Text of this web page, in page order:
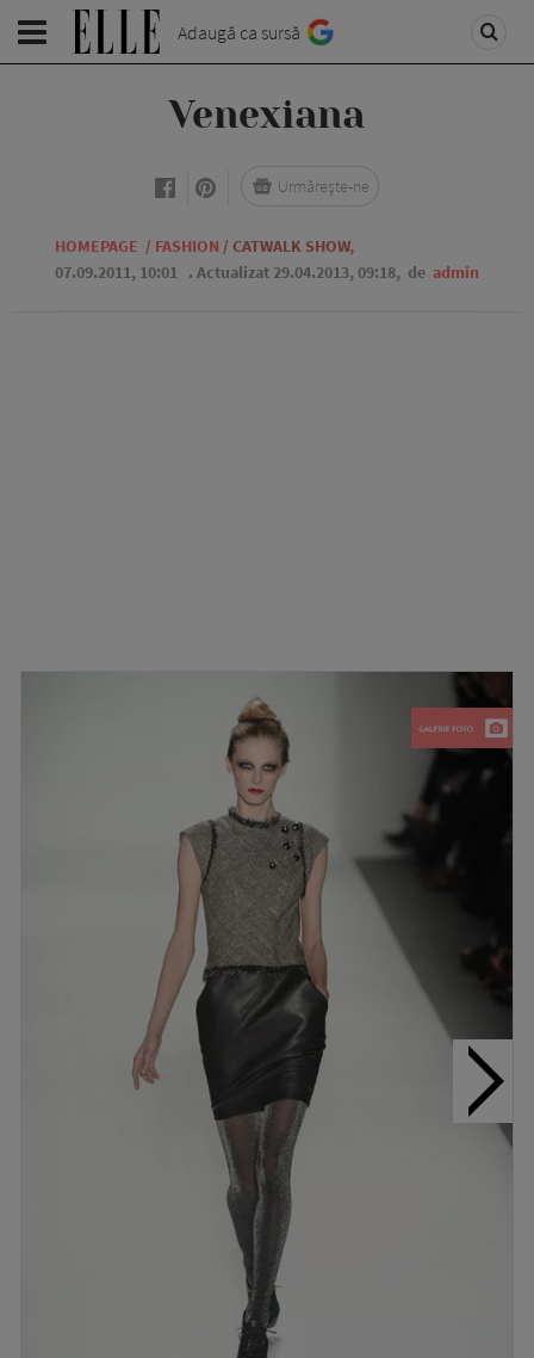
Adaugă ca sursă
Venexiana
HOMEPAGE / FASHION / CATWALK SHOW,
07.09.2011, 10:01 . Actualizat 29.04.2013, 09:18, de admin
Urmărește-ne